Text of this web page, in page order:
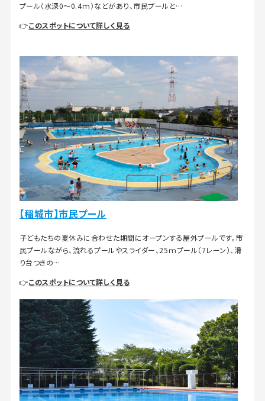
プール（水深0～0.4ｍ）などがあり、市民プールと…
👉このスポットについて詳しく見る
【稲城市】市民プール
子どもたちの夏休みに合わせた期間にオープンする屋外プールです。市
民プールながら、流れるプールやスライダー、25ｍプール（7レーン）、滑
り台つきの…
👉このスポットについて詳しく見る